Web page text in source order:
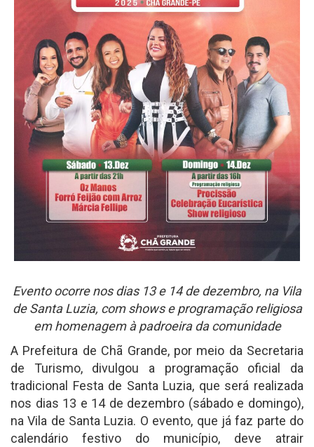
Evento ocorre nos dias 13 e 14 de dezembro, na Vila
de Santa Luzia, com shows e programação religiosa
em homenagem à padroeira da comunidade
A Prefeitura de Chã Grande, por meio da Secretaria
de Turismo, divulgou a programação oficial da
tradicional Festa de Santa Luzia, que será realizada
nos dias 13 e 14 de dezembro (sábado e domingo),
na Vila de Santa Luzia. O evento, que já faz parte do
calendário festivo do município, deve atrair